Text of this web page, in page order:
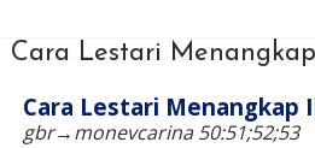
Cara Lestari
Cara Lestari Menangkap
gbr→monevcarina 50:51;52;53